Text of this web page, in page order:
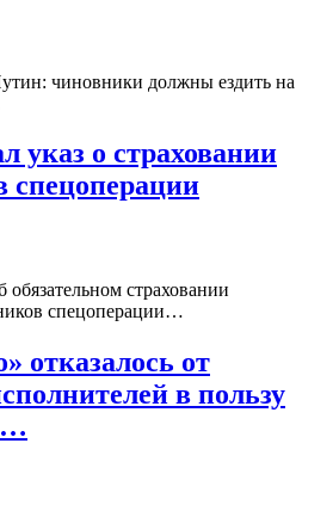
чиновники должны ездить на
указ о страховании
спецоперации
страховании
спецоперации…
отказалось от
в пользу